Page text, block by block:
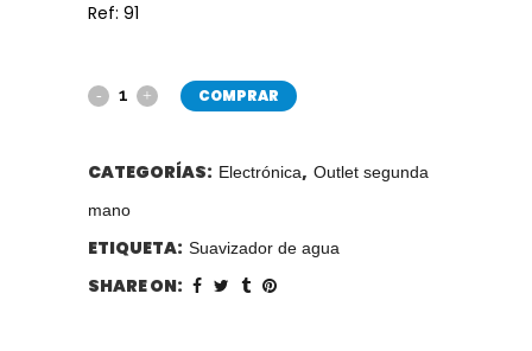
Ref: 91
COMPRAR
CATEGORÍAS: Electrónica, Outlet segunda
mano
ETIQUETA: Suavizador de agua
SHARE ON: